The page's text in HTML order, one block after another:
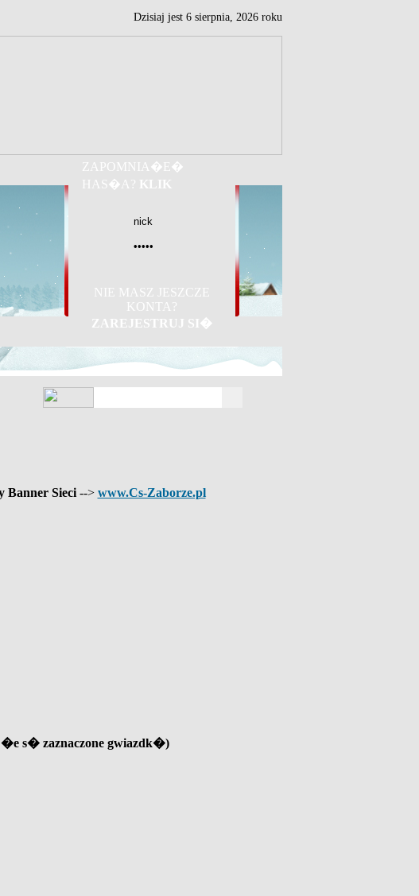
Dzisiaj jest 6 sierpnia, 2026 roku
ZAPOMNIA�E�
HAS�A? KLIK
NIE MASZ JESZCZE
KONTA?
ZAREJESTRUJ SI�
Banner Sieci --> www.Cs-Zaborze.pl
s� zaznaczone gwiazdk�)